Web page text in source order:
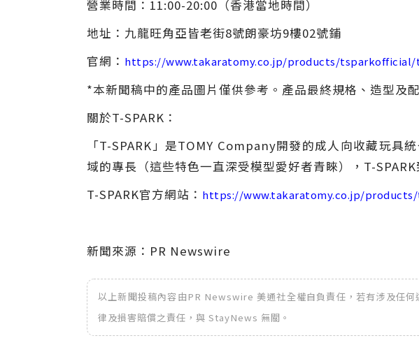
營業時間：11:00-20:00（香港當地時間）
地址：九龍旺角亞皆老街8號朗豪坊9樓02號鋪
官網： https://www.takaratomy.co.jp/products/tsparkofficial/
*本新聞稿中的產品圖片僅供參考。產品最終規格、造型及
關於T-SPARK：
「T-SPARK」是TOMY Company開發的成人向收藏玩具
域的專長（這些特色一直深受模型愛好者青睞），T-
T-SPARK官方網站： https://www.takaratomy.co.jp/
新聞來源：PR Newswire
以上新聞投稿內容由PR Newswire 美通社全權自負責任，若有涉及任
律及損害賠償之責任，與 StayNews 無關。